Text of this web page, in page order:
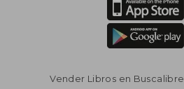
Vender Libros en Buscalibre